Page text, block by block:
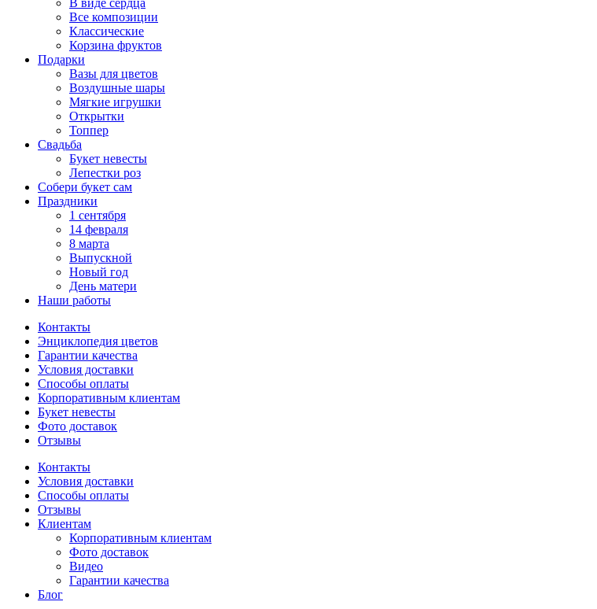
В виде сердца
Все композиции
Классические
Корзина фруктов
Подарки
Вазы для цветов
Воздушные шары
Мягкие игрушки
Открытки
Топпер
Свадьба
Букет невесты
Лепестки роз
Собери букет сам
Праздники
1 сентября
14 февраля
8 марта
Выпускной
Новый год
День матери
Наши работы
Контакты
Энциклопедия цветов
Гарантии качества
Условия доставки
Способы оплаты
Корпоративным клиентам
Букет невесты
Фото доставок
Отзывы
Контакты
Условия доставки
Способы оплаты
Отзывы
Клиентам
Корпоративным клиентам
Фото доставок
Видео
Гарантии качества
Блог